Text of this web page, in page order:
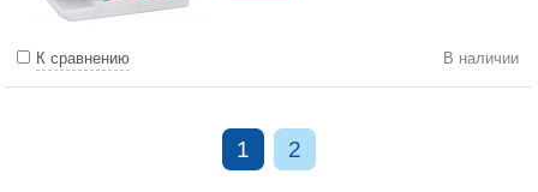
К сравнению В наличии
1 2